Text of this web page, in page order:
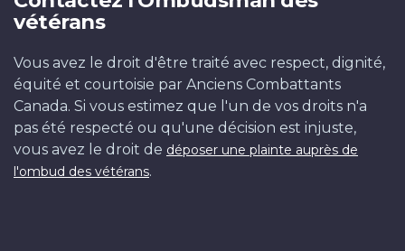
vétérans
Vous avez le droit d'être traité avec respect, dignité,
équité et courtoisie par Anciens Combattants
Canada. Si vous estimez que l'un de vos droits n'a
pas été respecté ou qu'une décision est injuste,
vous avez le droit de déposer une plainte auprès de
l'ombud des vétérans.